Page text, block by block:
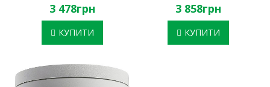
3 478грн
КУПИТИ
3 858грн
КУПИТИ